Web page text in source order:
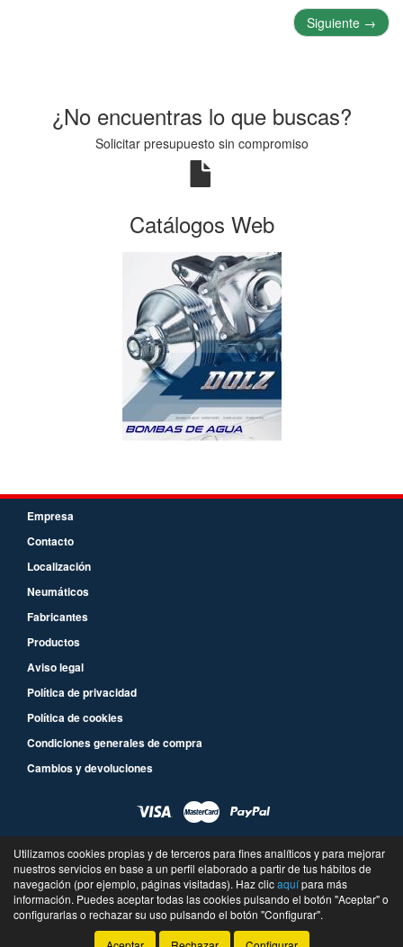
Siguiente →
¿No encuentras lo que buscas?
Solicitar presupuesto sin compromiso
Catálogos Web
Empresa
Contacto
Localización
Neumáticos
Fabricantes
Productos
Aviso legal
Política de privacidad
Política de cookies
Condiciones generales de compra
Cambios y devoluciones
©Auto Repuestos Pampanas- 2026 -Tienda online de recambios de Gira
Utilizamos cookies propias y de terceros para fines analíticos y para mejorar
nuestros servicios en base a un perfil elaborado a partir de tus hábitos de
navegación (por ejemplo, páginas visitadas). Haz clicaquípara más
información. Puedes aceptar todas las cookies pulsando el botón "Aceptar" o
configurarlas o rechazar su uso pulsando el botón "Configurar".